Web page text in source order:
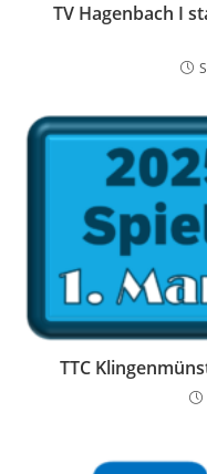
TV Hagenbach I
TTC